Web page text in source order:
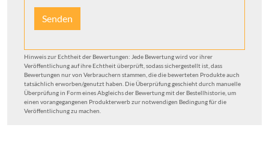
Hinweis zur Echtheit der Bewertungen: Jede Bewertung wird vor ihrer
Veröffentlichung auf ihre Echtheit überprüft, sodass sichergestellt ist, dass
Bewertungen nur von Verbrauchern stammen, die die bewerteten Produkte auch
tatsächlich erworben/genutzt haben. Die Überprüfung geschieht durch manuelle
Überprüfung in Form eines Abgleichs der Bewertung mit der Bestellhistorie, um
einen vorangegangenen Produkterwerb zur notwendigen Bedingung für die
Veröffentlichung zu machen.